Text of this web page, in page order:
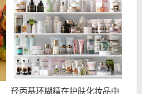
羟丙基环糊精在护肤化妆品中